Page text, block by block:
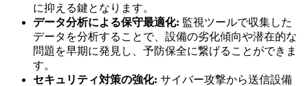
に抑える鍵となります。
データ分析による保守最適化: 監視ツールで収集した
データを分析することで、設備の劣化傾向や潜在的な
問題を早期に発見し、予防保全に繋げることができま
す。
セキュリティ対策の強化: サイバー攻撃から送信設備